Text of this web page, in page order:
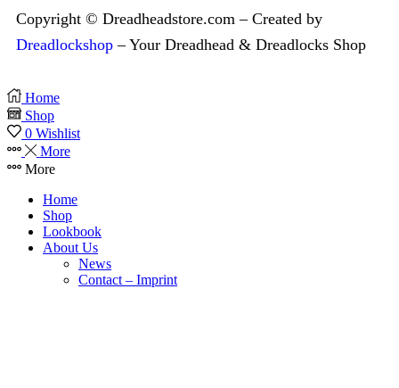
Copyright © Dreadheadstore.com – Created by
Dreadlockshop – Your Dreadhead & Dreadlocks Shop
Home
Shop
0 Wishlist
More
More
Home
Shop
Lookbook
About Us
News
Contact – Imprint